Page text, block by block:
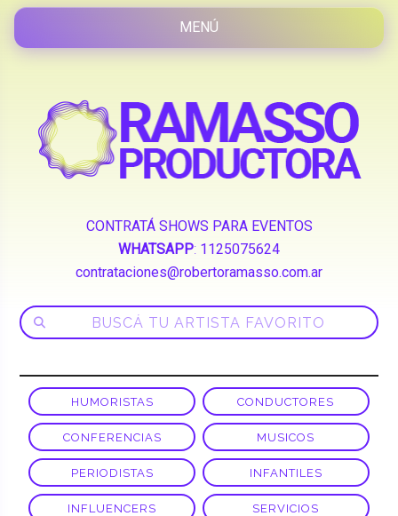
CONTRATÁ SHOWS PARA EVENTOS
WHATSAPP: 1125075624
contrataciones@robertoramasso.com.ar
HUMORISTAS CONDUCTORES
CONFERENCIAS MUSICOS
PERIODISTAS INFANTILES
INFLUENCERS SERVICIOS